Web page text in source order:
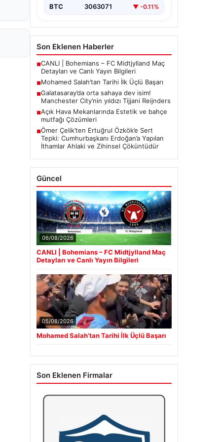
BTC 3063071 ▼ -0.11%
Son Eklenen Haberler
■CANLI | Bohemians – FC Midtjylland Maç
Detayları ve Canlı Yayın Bilgileri
■Mohamed Salah’tan Tarihi İlk Üçlü Başarı
■Galatasaray’da orta sahaya dev isim!
Manchester City’nin yıldızı Tijjani Reijnders
■Açık Hava Mekanlarında Estetik ve bahçe
mutfağı Çözümleri
■Ömer Çelik’ten Ertuğrul Özkök’e Sert
Tepki: Cumhurbaşkanı Erdoğan’a Yapılan
İthamlar Ahlaki ve Zihinsel Çöküntüdür
Güncel
06/08/2026
CANLI | Bohemians – FC Midtjylland Maç
Detayları ve Canlı Yayın Bilgileri
05/08/2026
Mohamed Salah’tan Tarihi İlk Üçlü Başarı
Son Eklenen Firmalar